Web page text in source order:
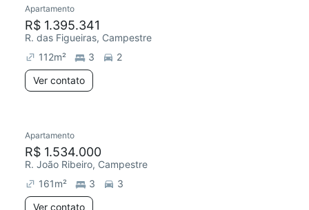
Apartamento
R$ 1.395.341
R. das Figueiras, Campestre
112m² 3
2
Ver contato
Apartamento
R$ 1.534.000
R. João Ribeiro, Campestre
161m² 3
3
Ver contato